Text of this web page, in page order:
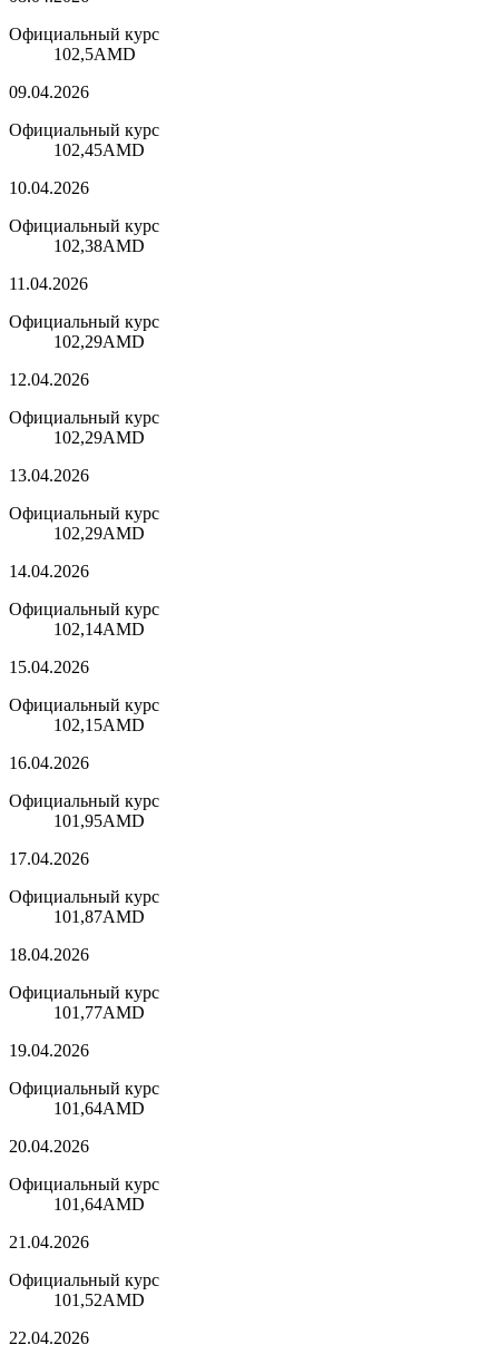
Официальный курс
102,5AMD
09.04.2026
Официальный курс
102,45AMD
10.04.2026
Официальный курс
102,38AMD
11.04.2026
Официальный курс
102,29AMD
12.04.2026
Официальный курс
102,29AMD
13.04.2026
Официальный курс
102,29AMD
14.04.2026
Официальный курс
102,14AMD
15.04.2026
Официальный курс
102,15AMD
16.04.2026
Официальный курс
101,95AMD
17.04.2026
Официальный курс
101,87AMD
18.04.2026
Официальный курс
101,77AMD
19.04.2026
Официальный курс
101,64AMD
20.04.2026
Официальный курс
101,64AMD
21.04.2026
Официальный курс
101,52AMD
22.04.2026